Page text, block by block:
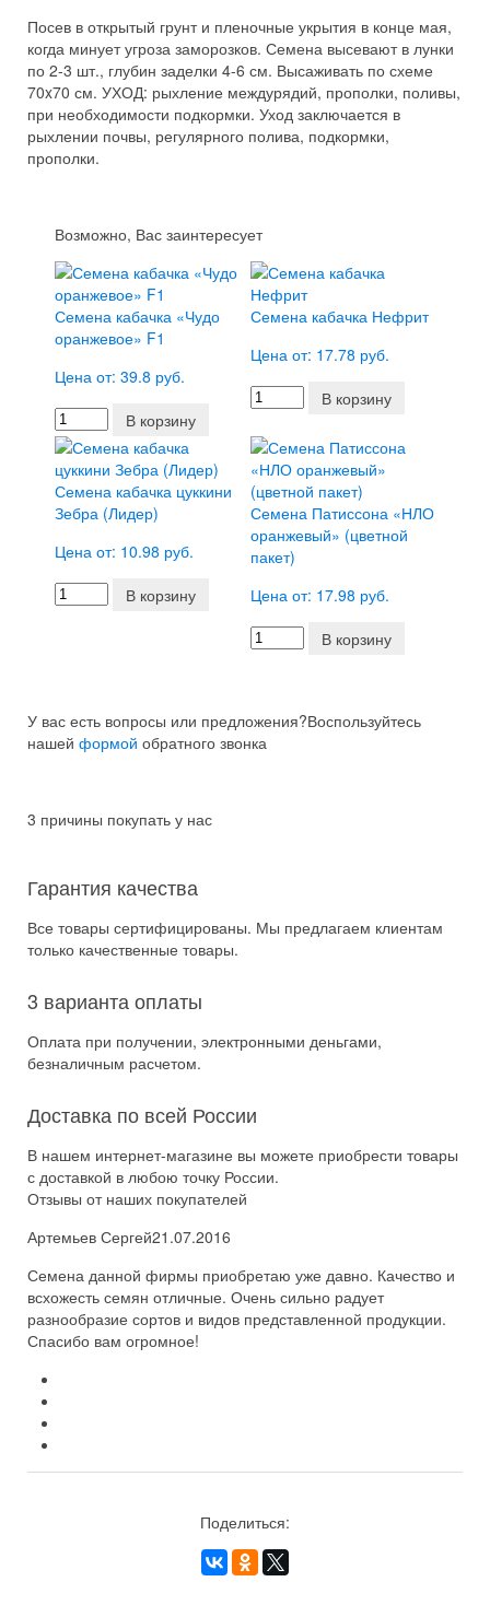
Посев в открытый грунт и пленочные укрытия в конце мая,
когда минует угроза заморозков. Семена высевают в лунки
по 2-3 шт., глубин заделки 4-6 см. Высаживать по схеме
70x70 см. УХОД: рыхление междурядий, прополки, поливы,
при необходимости подкормки. Уход заключается в
рыхлении почвы, регулярного полива, подкормки,
прополки.
Возможно, Вас заинтересует
Семена кабачка «Чудо
оранжевое» F1
Цена от: 39.8 руб.
В корзину
Семена кабачка Нефрит
Цена от: 17.78 руб.
В корзину
Семена кабачка цуккини
Зебра (Лидер)
Цена от: 10.98 руб.
В корзину
Семена Патиссона «НЛО
оранжевый» (цветной
пакет)
Цена от: 17.98 руб.
В корзину
У вас есть вопросы или предложения?Воспользуйтесь
нашей формой обратного звонка
3 причины покупать у нас
Гарантия качества
Все товары сертифицированы. Мы предлагаем клиентам
только качественные товары.
3 варианта оплаты
Оплата при получении, электронными деньгами,
безналичным расчетом.
Доставка по всей России
В нашем интернет-магазине вы можете приобрести товары
с доставкой в любою точку России.
Отзывы от наших покупателей
Артемьев Сергей21.07.2016
Семена данной фирмы приобретаю уже давно. Качество и
всхожесть семян отличные. Очень сильно радует
разнообразие сортов и видов представленной продукции.
Спасибо вам огромное!
Поделиться: